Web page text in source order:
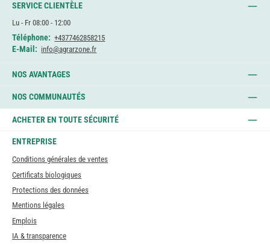
SERVICE CLIENTÈLE
Lu - Fr 08:00 - 12:00
Téléphone: +4377462858215
E-Mail: info@agrarzone.fr
NOS AVANTAGES
NOS COMMUNAUTÉS
ACHETER EN TOUTE SÉCURITÉ
ENTREPRISE
Conditions générales de ventes
Certificats biologiques
Protections des données
Mentions légales
Emplois
IA & transparence